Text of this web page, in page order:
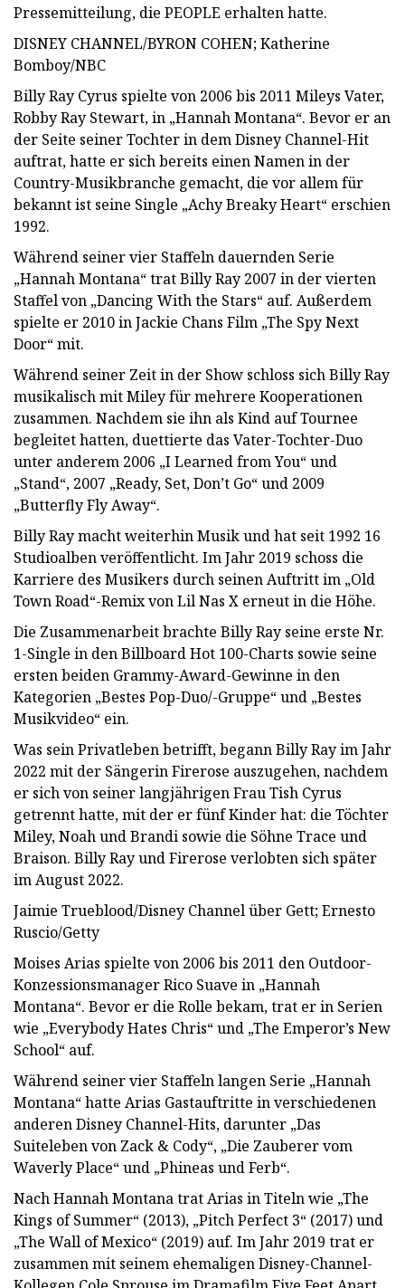
Pressemitteilung, die PEOPLE erhalten hatte.
DISNEY CHANNEL/BYRON COHEN; Katherine
Bomboy/NBC
Billy Ray Cyrus spielte von 2006 bis 2011 Mileys Vater,
Robby Ray Stewart, in „Hannah Montana“. Bevor er an
der Seite seiner Tochter in dem Disney Channel-Hit
auftrat, hatte er sich bereits einen Namen in der
Country-Musikbranche gemacht, die vor allem für
bekannt ist seine Single „Achy Breaky Heart“ erschien
1992.
Während seiner vier Staffeln dauernden Serie
„Hannah Montana“ trat Billy Ray 2007 in der vierten
Staffel von „Dancing With the Stars“ auf. Außerdem
spielte er 2010 in Jackie Chans Film „The Spy Next
Door“ mit.
Während seiner Zeit in der Show schloss sich Billy Ray
musikalisch mit Miley für mehrere Kooperationen
zusammen. Nachdem sie ihn als Kind auf Tournee
begleitet hatten, duettierte das Vater-Tochter-Duo
unter anderem 2006 „I Learned from You“ und
„Stand“, 2007 „Ready, Set, Don’t Go“ und 2009
„Butterfly Fly Away“.
Billy Ray macht weiterhin Musik und hat seit 1992 16
Studioalben veröffentlicht. Im Jahr 2019 schoss die
Karriere des Musikers durch seinen Auftritt im „Old
Town Road“-Remix von Lil Nas X erneut in die Höhe.
Die Zusammenarbeit brachte Billy Ray seine erste Nr.
1-Single in den Billboard Hot 100-Charts sowie seine
ersten beiden Grammy-Award-Gewinne in den
Kategorien „Bestes Pop-Duo/-Gruppe“ und „Bestes
Musikvideo“ ein.
Was sein Privatleben betrifft, begann Billy Ray im Jahr
2022 mit der Sängerin Firerose auszugehen, nachdem
er sich von seiner langjährigen Frau Tish Cyrus
getrennt hatte, mit der er fünf Kinder hat: die Töchter
Miley, Noah und Brandi sowie die Söhne Trace und
Braison. Billy Ray und Firerose verlobten sich später
im August 2022.
Jaimie Trueblood/Disney Channel über Gett; Ernesto
Ruscio/Getty
Moises Arias spielte von 2006 bis 2011 den Outdoor-
Konzessionsmanager Rico Suave in „Hannah
Montana“. Bevor er die Rolle bekam, trat er in Serien
wie „Everybody Hates Chris“ und „The Emperor’s New
School“ auf.
Während seiner vier Staffeln langen Serie „Hannah
Montana“ hatte Arias Gastauftritte in verschiedenen
anderen Disney Channel-Hits, darunter „Das
Suiteleben von Zack & Cody“, „Die Zauberer vom
Waverly Place“ und „Phineas und Ferb“.
Nach Hannah Montana trat Arias in Titeln wie „The
Kings of Summer“ (2013), „Pitch Perfect 3“ (2017) und
„The Wall of Mexico“ (2019) auf. Im Jahr 2019 trat er
zusammen mit seinem ehemaligen Disney-Channel-